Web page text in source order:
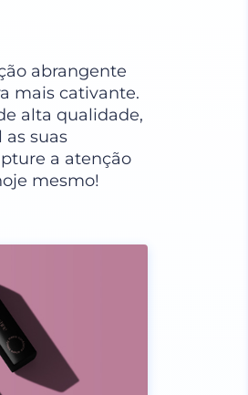
abrangente
mais cativante.
alta qualidade,
suas
a atenção
mesmo!